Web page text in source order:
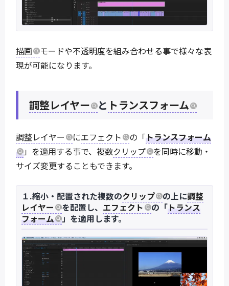
描画
モードや不透明度を組み合わせる事で様々な表
現が可能になります。
調整レイヤー と トランスフォーム
調整レイヤー にエフェクト の「トランスフォーム
」を適用する事で、複数クリップ
を同時に移動・
サイズ変更することもできます。
１.縮小・配置された複数のクリップ の上に調整
レイヤー
を配置し、 エフェクト の「トランス
フォーム
」を適用します。